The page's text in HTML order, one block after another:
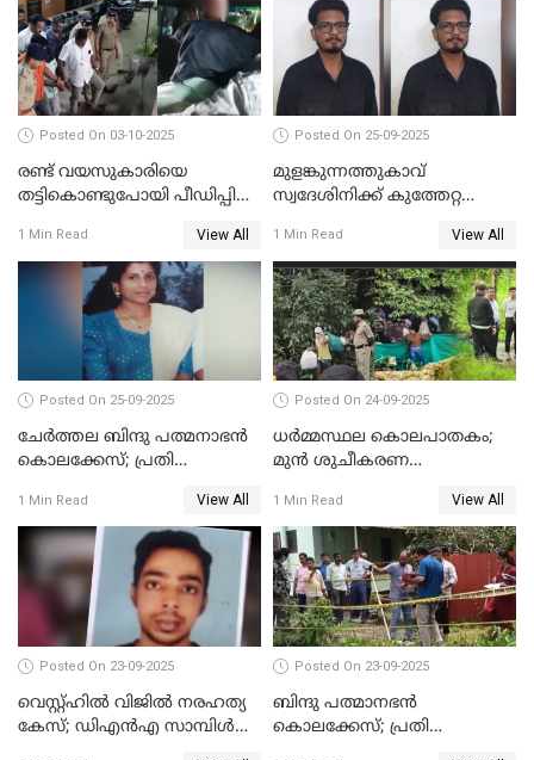
Posted On 03-10-2025
രണ്ട് വയസുകാരിയെ
തട്ടികൊണ്ടുപോയി പീഡിപ്പിച്ച
1 Min Read View All
Posted On 25-09-2025
മുളങ്കുന്നത്തുകാവ്
സ്വദേശിനിക്ക് കുത്തേറ്റ
ജോസഫ് പിടിയില്‍
1 Min Read View All
Posted On 25-09-2025
ചേർത്തല ബിന്ദു പത്മനാഭൻ
കൊലക്കേസ്; പ്രതി
1 Min Read View All
Posted On 24-09-2025
ധർമ്മസ്ഥല കൊലപാതകം;
മുൻ ശുചീകരണ
രേഖപ്പെടുത്തും
1 Min Read View All
Posted On 23-09-2025
വെസ്റ്റ്ഹിൽ വിജിൽ നരഹത്യ
കേസ്; ഡിഎൻഎ സാമ്പിൾ
Posted On 23-09-2025
ബിന്ദു പത്മാനഭന്‍
കൊലക്കേസ്; പ്രതി